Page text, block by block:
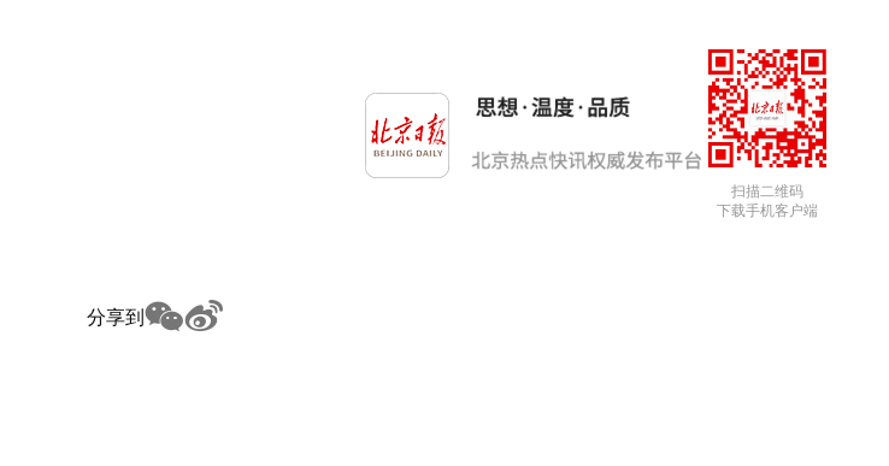
扫描二维码
下载手机客户端
分享到